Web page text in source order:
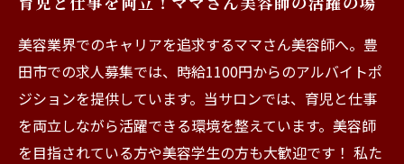
美容業界でのキャリアを追求するママさん美容師へ。豊
田市での求人募集では、時給1100円からのアルバイトポ
ジションを提供しています。当サロンでは、育児と仕事
を両立しながら活躍できる環境を整えています。美容師
を目指されている方や美容学生の方も大歓迎です！ 私た